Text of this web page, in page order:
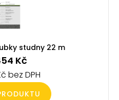
studny 22 m
Kč